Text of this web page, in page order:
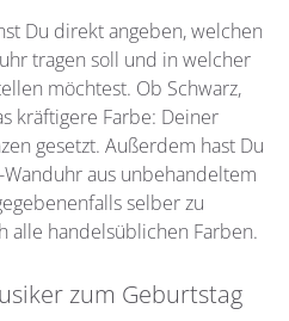
Du direkt angeben, welchen
tragen soll und in welcher
möchtest. Ob Schwarz,
kräftigere Farbe: Deiner
gesetzt. Außerdem hast Du
aus unbehandeltem
selber zu
alle handelsüblichen Farben.
zum Geburtstag